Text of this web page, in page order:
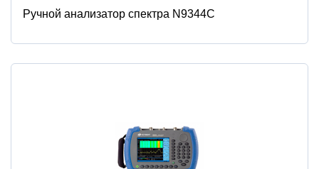
Ручной анализатор спектра N9344C